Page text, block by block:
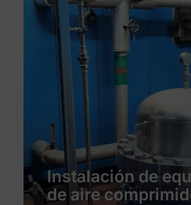
Instalación de
producto de un
envasado